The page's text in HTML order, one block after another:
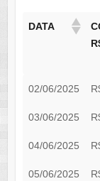
DATA
DATA
02/06/2025
03/06/2025
04/06/2025
05/06/2025